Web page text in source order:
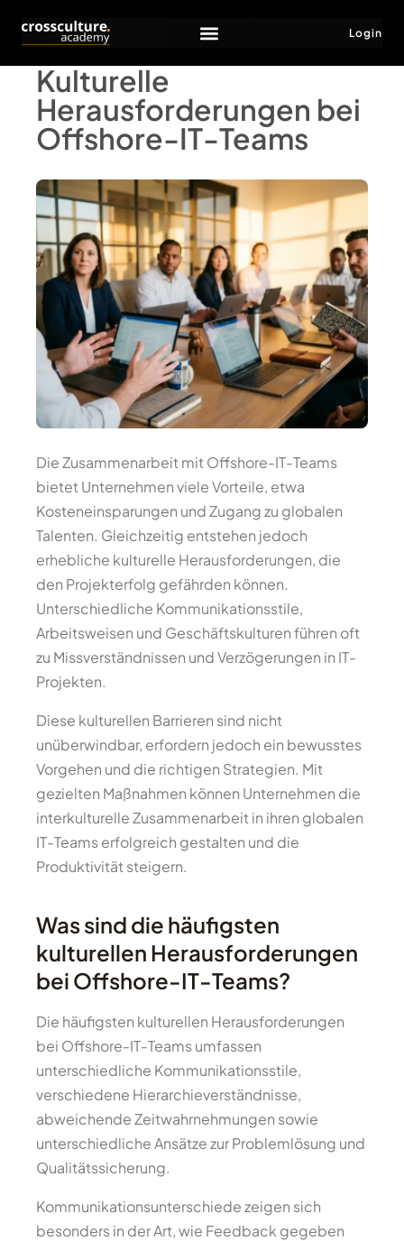
Login
Kulturelle
Herausforderungen bei
Offshore-IT-Teams
Die Zusammenarbeit mit Offshore-IT-Teams
bietet Unternehmen viele Vorteile, etwa
Kosteneinsparungen und Zugang zu globalen
Talenten. Gleichzeitig entstehen jedoch
erhebliche kulturelle Herausforderungen, die
den Projekterfolg gefährden können.
Unterschiedliche Kommunikationsstile,
Arbeitsweisen und Geschäftskulturen führen oft
zu Missverständnissen und Verzögerungen in IT-
Projekten.
Diese kulturellen Barrieren sind nicht
unüberwindbar, erfordern jedoch ein bewusstes
Vorgehen und die richtigen Strategien. Mit
gezielten Maßnahmen können Unternehmen die
interkulturelle Zusammenarbeit in ihren globalen
IT-Teams erfolgreich gestalten und die
Produktivität steigern.
Was sind die häufigsten
kulturellen Herausforderungen
bei Offshore-IT-Teams?
Die häufigsten kulturellen Herausforderungen
bei Offshore-IT-Teams umfassen
unterschiedliche Kommunikationsstile,
verschiedene Hierarchieverständnisse,
abweichende Zeitwahrnehmungen sowie
unterschiedliche Ansätze zur Problemlösung und
Qualitätssicherung.
Kommunikationsunterschiede zeigen sich
besonders in der Art, wie Feedback gegeben